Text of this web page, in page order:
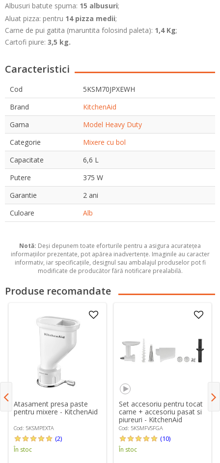
Albusuri batute spuma: 15 albusuri;
Aluat pizza: pentru 14 pizza medii;
Carne de pui gatita (maruntita folosind paleta): 1,4 Kg;
Cartofi piure: 3,5 kg.
Caracteristici
Cod
5KSM70JPXEWH
Brand
KitchenAid
Gama
Model Heavy Duty
Categorie
Mixere cu bol
Capacitate
6,6 L
Putere
375 W
Garantie
2 ani
Culoare
Alb
Notă: Deși depunem toate eforturile pentru a asigura acuratețea
informațiilor prezentate, pot apărea inadvertențe. Imaginile au caracter
informativ, iar specificațiile, designul sau ambalajul produselor pot fi
modificate de producător fără notificare prealabilă.
Produse recomandate
Atasament presa paste
pentru mixere - KitchenAid
Cod: 5KSMPEXTA
(2)
În stoc
Set accesoriu pentru tocat
carne + accesoriu pasat si
piureuri - KitchenAid
Cod: 5KSMFVSFGA
(10)
În stoc